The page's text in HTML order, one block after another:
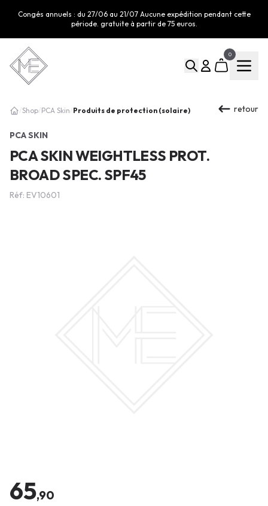
Congés annuels : du 27/06 au 21/07 Aucune expédition pendant cette
période. gratuite à partir de 75 euros.
0
/Shop/ PCA Skin/ Produits de protection (solaire) retour
PCA SKIN
PCA SKIN WEIGHTLESS PROT.
BROAD SPEC. SPF45
Réf: EV10601
65,90